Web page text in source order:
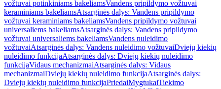
vožtuvai potinkiniams bakeliamsVandens pripildymo vožtuvai
keraminiams bakeliamsAtsarginės dalys: Vandens pripildymo
vožtuvai keraminiams bakeliamsVandens pripildymo vožtuvai
universaliems bakeliamsAtsarginės dalys: Vandens pripildymo
vožtuvai universaliems bakeliamsVandens nuleidimo
vožtuvaiAtsarginės dalys: Vandens nuleidimo vožtuvaiDviejų kiekių
nuleidimo funkcijaAtsarginės dalys: Dviejų kiekių nuleidimo
funkcijaVidaus mechanizmaiAtsarginės dalys: Vidaus
mechanizmaiDviejų kiekių nuleidimo funkcijaAtsarginės dalys:
Dviejų kiekių nuleidimo funkcijaPriedaiMygtukaiTiekimo